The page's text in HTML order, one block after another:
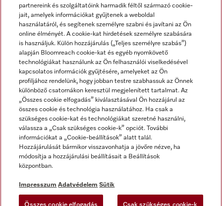
Impresszum
ÁSZF
Adatvédelem
Felhasználási feltételek
Akadálymentességi Nyilatkozat
Digitális Szolgáltatásokról szóló törvény
Miele a YouTube-on
Miele a Facebookon
Miele az Instagramon
partnereink és szolgáltatóink harmadik féltől származó cookie-
jait, amelyek információkat gyűjtenek a weboldal
használatáról, és segítenek személyre szabni és javítani az Ön
online élményét. A cookie-kat hirdetések személyre szabására
is használjuk. Külön hozzájárulás („Teljes személyre szabás”)
alapján Bloomreach cookie-kat és egyéb nyomkövető
technológiákat használunk az Ön felhasználói viselkedésével
kapcsolatos információk gyűjtésére, amelyeket az Ön
profiljához rendelünk, hogy jobban testre szabhassuk az Önnek
különböző csatornákon keresztül megjelenített tartalmat. Az
„Összes cookie elfogadás” kiválasztásával Ön hozzájárul az
összes cookie és technológia használatához. Ha csak a
szükséges cookie-kat és technológiákat szeretné használni,
válassza a „Csak szükséges cookie-k” opciót. További
információkat a „Cookie-beállítások” alatt talál.
Hozzájárulását bármikor visszavonhatja a jövőre nézve, ha
módosítja a hozzájárulási beállításait a Beállítások
központban.
Impresszum Adatvédelem Sütik